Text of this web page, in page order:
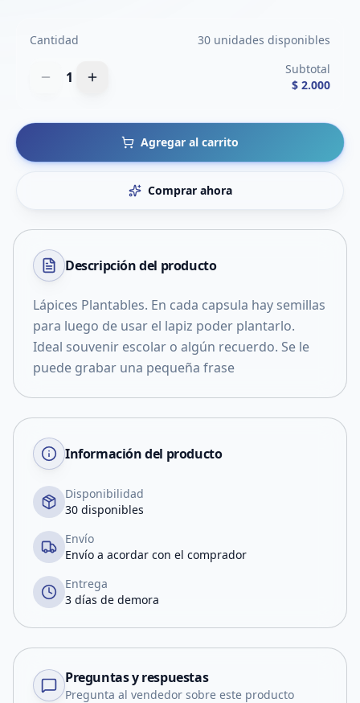
Cantidad 30 unidades disponibles
1
Subtotal
$ 2.000
Agregar al carrito
Comprar ahora
Descripción del producto
Lápices Plantables. En cada capsula hay semillas
para luego de usar el lapiz poder plantarlo.
Ideal souvenir escolar o algún recuerdo. Se le
puede grabar una pequeña frase
Información del producto
Disponibilidad
30 disponibles
Envío
Envío a acordar con el comprador
Entrega
3 días de demora
Preguntas y respuestas
Pregunta al vendedor sobre este producto